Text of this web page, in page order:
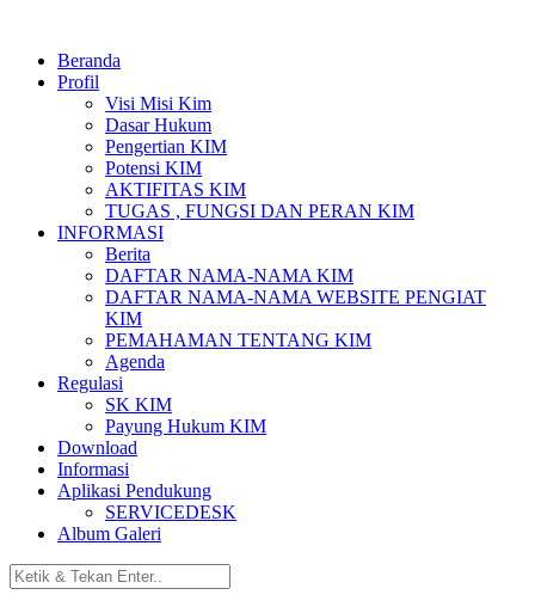
Beranda
Profil
Visi Misi Kim
Dasar Hukum
Pengertian KIM
Potensi KIM
AKTIFITAS KIM
TUGAS , FUNGSI DAN PERAN KIM
INFORMASI
Berita
DAFTAR NAMA-NAMA KIM
DAFTAR NAMA-NAMA WEBSITE PENGIAT
KIM
PEMAHAMAN TENTANG KIM
Agenda
Regulasi
SK KIM
Payung Hukum KIM
Download
Informasi
Aplikasi Pendukung
SERVICEDESK
Album Galeri